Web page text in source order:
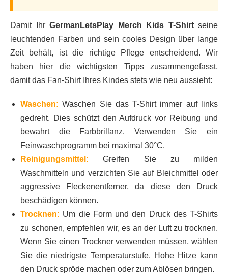
Damit Ihr GermanLetsPlay Merch Kids T-Shirtseine
leuchtenden Farben und sein cooles Design über lange
Zeit behält, ist die richtige Pflege entscheidend. Wir
haben hier die wichtigsten Tipps zusammengefasst,
damit das Fan-Shirt Ihres Kindes stets wie neu aussieht:
Waschen: Waschen Sie das T-Shirt immer auf links
gedreht. Dies schützt den Aufdruck vor Reibung und
bewahrt die Farbbrillanz. Verwenden Sie ein
Feinwaschprogramm bei maximal 30°C.
Reinigungsmittel: Greifen Sie zu milden
Waschmitteln und verzichten Sie auf Bleichmittel oder
aggressive Fleckenentferner, da diese den Druck
beschädigen können.
Trocknen: Um die Form und den Druck des T-Shirts
zu schonen, empfehlen wir, es an der Luft zu trocknen.
Wenn Sie einen Trockner verwenden müssen, wählen
Sie die niedrigste Temperaturstufe. Hohe Hitze kann
den Druck spröde machen oder zum Ablösen bringen.